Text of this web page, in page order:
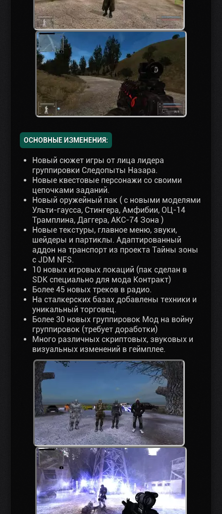
ОСНОВНЫЕ ИЗМЕНЕНИЯ:
Новый сюжет игры от лица лидера
группировки Следопыты Назара.
Новые квестовые персонажи со своими
цепочками заданий.
Новый оружейный пак ( с новыми моделями
Ульти-гаусса, Стингера, Амфибии, ОЦ-14
Трамплина, Даггера, АКС-74 Зона )
Новые текстуры, главное меню, звуки,
шейдеры и партиклы. Адаптированный
аддон на транспорт из проекта Тайны зоны
с JDM NFS.
10 новых игровых локаций (пак сделан в
SDK специально для мода Контракт)
Более 45 новых треков в радио.
На сталкерских базах добавлены техники и
уникальный торговец.
Более 30 новых группировок Мод на войну
группировок (требует доработки)
Много различных скриптовых, звуковых и
визуальных изменений в геймплее.